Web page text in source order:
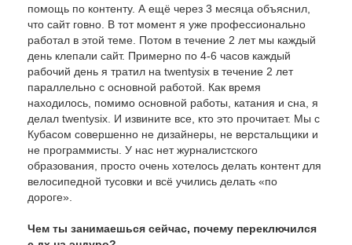
помощь по контенту. А ещё через 3 месяца объяснил,
что сайт говно. В тот момент я уже профессионально
работал в этой теме. Потом в течение 2 лет мы каждый
день клепали сайт. Примерно по 4-6 часов каждый
рабочий день я тратил на twentysix в течение 2 лет
параллельно с основной работой. Как время
находилось, помимо основной работы, катания и сна, я
делал twentysix. И извините все, кто это прочитает. Мы с
Кубасом совершенно не дизайнеры, не верстальщики и
не программисты. У нас нет журналистского
образования, просто очень хотелось делать контент для
велосипедной тусовки и всё учились делать «по
дороге».
Чем ты занимаешься сейчас, почему переключился